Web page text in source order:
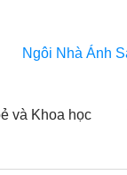
Ngôi Nhà Ánh
và Khoa học